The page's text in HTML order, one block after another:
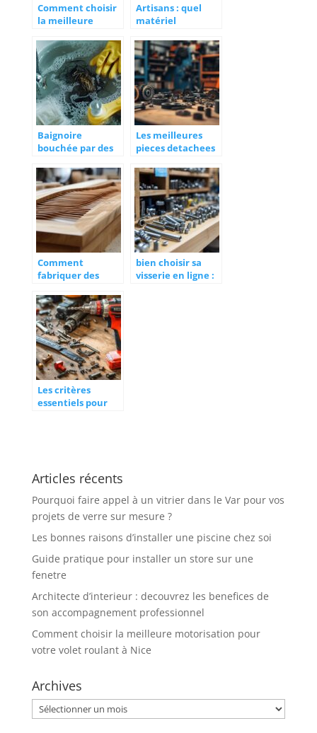
Comment choisir
la meilleure
votre volet
roulant à Nice
Artisans : quel
matériel
choisir ?
Baignoire
bouchée par des
solutions et
astuces de
plombier
professionnel
Les meilleures
pieces detachees
roulants a
decouvrir
Comment
fabriquer des
modernes avec du
red cedar et du
chene
bien choisir sa
visserie en ligne :
Les critères
essentiels pour
optimale
Articles récents
Pourquoi faire appel à un vitrier dans le Var pour vos
projets de verre sur mesure ?
Les bonnes raisons d’installer une piscine chez soi
Guide pratique pour installer un store sur une
fenetre
Architecte d’interieur : decouvrez les benefices de
son accompagnement professionnel
Comment choisir la meilleure motorisation pour
votre volet roulant à Nice
Archives
Archives